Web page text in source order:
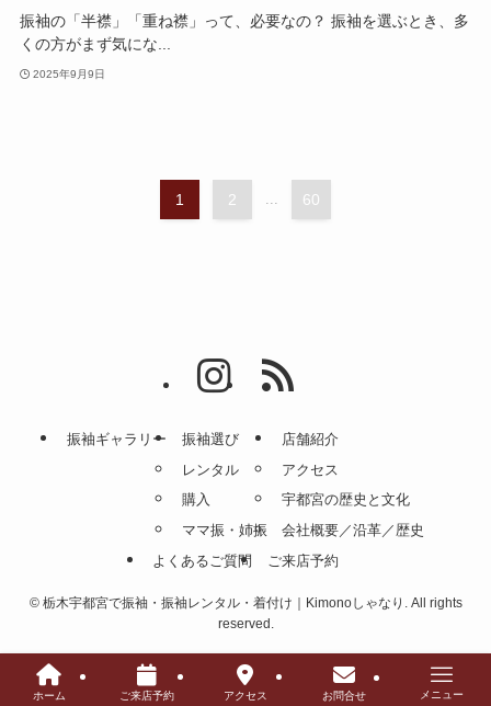
振袖の「半襟」「重ね襟」って、必要なの？ 振袖を選ぶとき、多
くの方がまず気にな...
2025年9月9日
1 2 60
振袖ギャラリー
振袖選び
レンタル
購入
ママ振・姉振
店舗紹介
アクセス
宇都宮の歴史と文化
会社概要／沿革／歴史
よくあるご質問
ご来店予約
©栃木宇都宮で振袖・振袖レンタル・着付け｜Kimonoしゃなり. All rights
reserved.
メニュー
ホーム ご来店予約 アクセス お問合せ